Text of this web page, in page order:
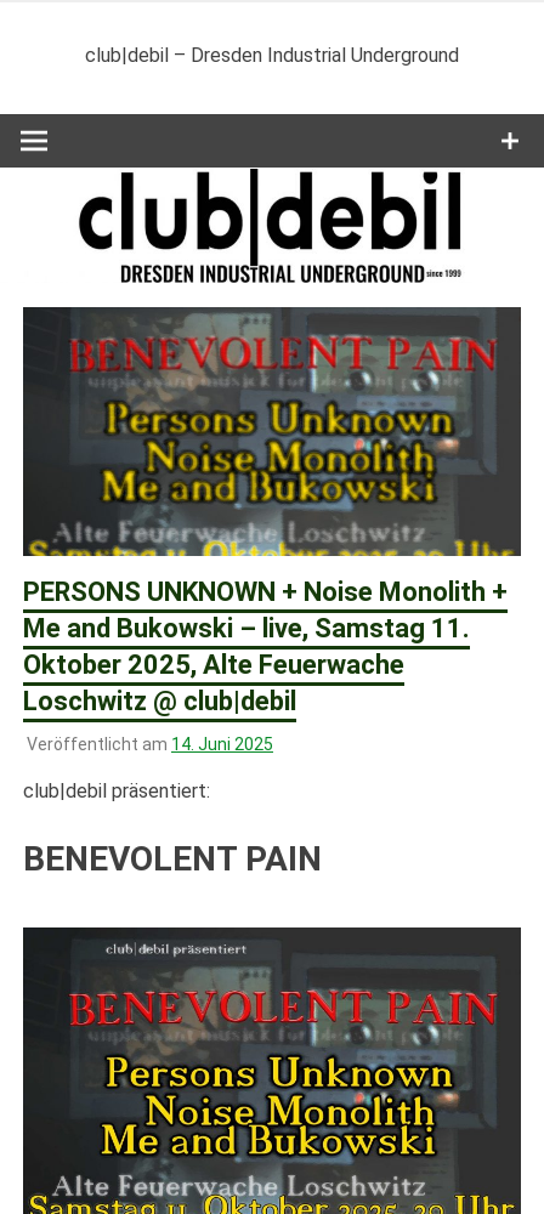
club|debil – Dresden Industrial Underground
PERSONS UNKNOWN + Noise Monolith +
Me and Bukowski – live, Samstag 11.
Oktober 2025, Alte Feuerwache
Loschwitz @ club|debil
Veröffentlicht am 14. Juni 2025
club|debil präsentiert:
BENEVOLENT PAIN